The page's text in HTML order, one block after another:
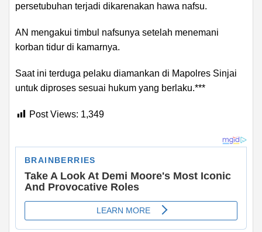
ADVERTISEMENT
persetubuhan terjadi dikarenakan hawa nafsu.
AN mengakui timbul nafsunya setelah menemani
korban tidur di kamarnya.
Saat ini terduga pelaku diamankan di Mapolres Sinjai
untuk diproses sesuai hukum yang berlaku.***
Post Views: 1,349